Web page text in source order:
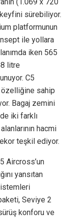
(1.069 x 720
keyfini sürebiliyor.
platformunun
ile yollara
iken 565
litre
C5
sahip
Bagaj zemini
iki farklı
hacmi
teşkil ediyor.
Aircross’un
yansıtan
Seviye 2
konforu ve